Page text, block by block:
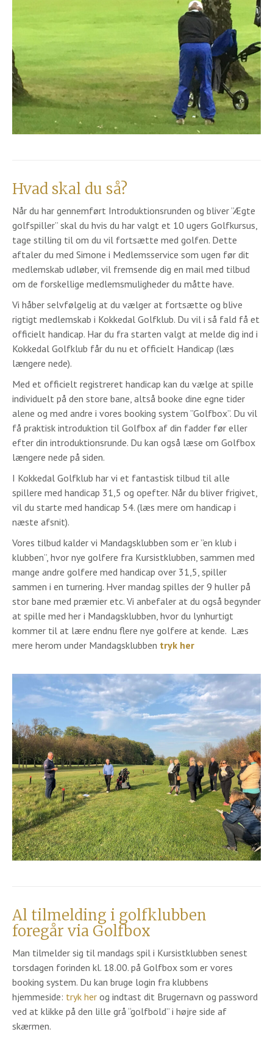
Hvad skal du så?
Når du har gennemført Introduktionsrunden og bliver ”Ægte
golfspiller” skal du hvis du har valgt et 10 ugers Golfkursus,
tage stilling til om du vil fortsætte med golfen. Dette
aftaler du med Simone i Medlemsservice som ugen før dit
medlemskab udløber, vil fremsende dig en mail med tilbud
om de forskellige medlemsmuligheder du måtte have.
Vi håber selvfølgelig at du vælger at fortsætte og blive
rigtigt medlemskab i Kokkedal Golfklub. Du vil i så fald få et
officielt handicap. Har du fra starten valgt at melde dig ind i
Kokkedal Golfklub får du nu et officielt Handicap (læs
længere nede).
Med et officielt registreret handicap kan du vælge at spille
individuelt på den store bane, altså booke dine egne tider
alene og med andre i vores booking system ”Golfbox”. Du vil
få praktisk introduktion til Golfbox af din fadder før eller
efter din introduktionsrunde. Du kan også læse om Golfbox
længere nede på siden.
I Kokkedal Golfklub har vi et fantastisk tilbud til alle
spillere med handicap 31,5 og opefter. Når du bliver frigivet,
vil du starte med handicap 54. (læs mere om handicap i
næste afsnit).
Vores tilbud kalder vi Mandagsklubben som er ”en klub i
klubben”, hvor nye golfere fra Kursistklubben, sammen med
mange andre golfere med handicap over 31,5, spiller
sammen i en turnering. Hver mandag spilles der 9 huller på
stor bane med præmier etc. Vi anbefaler at du også begynder
at spille med her i Mandagsklubben, hvor du lynhurtigt
kommer til at lære endnu flere nye golfere at kende. Læs
mere herom under Mandagsklubben tryk her
Al tilmelding i golfklubben
foregår via Golfbox
Man tilmelder sig til mandags spil i Kursistklubben senest
torsdagen forinden kl. 18.00. på Golfbox som er vores
booking system. Du kan bruge login fra klubbens
hjemmeside: tryk her og indtast dit Brugernavn og password
ved at klikke på den lille grå “golfbold” i højre side af
skærmen.